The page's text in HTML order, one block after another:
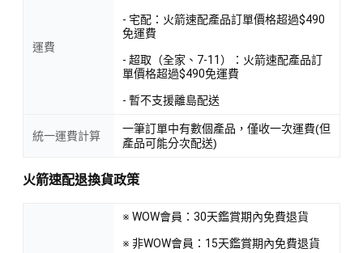
運費
- 宅配：火箭速配產品訂單價格超過$490
免運費
- 超取（全家、7-11）：火箭速配產品訂
單價格超過$490免運費
- 暫不支援離島配送
統一運費計算
一筆訂單中有數個產品，僅收一次運費(但
產品可能分次配送)
火箭速配退換貨政策
※ WOW會員：30天鑑賞期內免費退貨
※ 非WOW會員：15天鑑賞期內免費退貨